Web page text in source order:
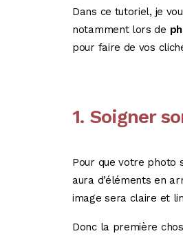
Dans ce tutoriel, je
notamment lors de
pour faire de vos
1. Soigner
Pour que votre photo
aura d’éléments en
image sera claire et
Donc la première